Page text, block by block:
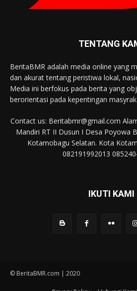
TENTANG
BeritaBMR adalah media online yang
dan akurat tentang peristiwa lokal,
Media ini berfokus pada berita yang
berorientasi pada kepentingan
Contact us: Beritabmr@gmail.com
Mandiri RT II Dusun I Desa Poyowa
Kotamobagu Selatan. Kota
082191992013
IKUTI KAMI
© BeritaBMR.com | 2020